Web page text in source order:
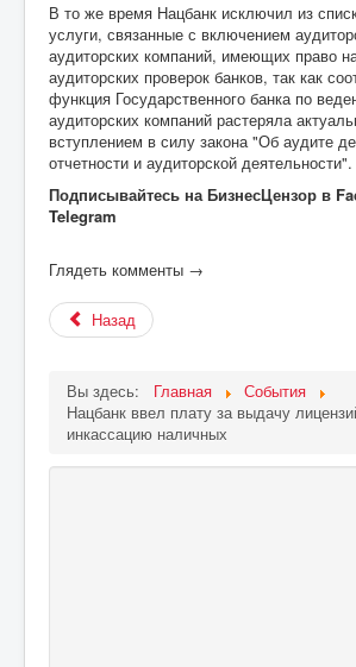
В то же время Нацбанк исключил из
услуги, связанные с включением
аудиторских компаний, имеющих право
аудиторских проверок банков, так как
функция Государственного банка по
аудиторских компаний растеряла
вступлением в силу закона "Об аудите
отчетности и аудиторской деятельности".
Подписывайтесь на БизнесЦензор в
Telegram
Глядеть комменты →
Назад
Вы здесь: Главная
События
Нацбанк ввел плату за выдачу
инкассацию наличных